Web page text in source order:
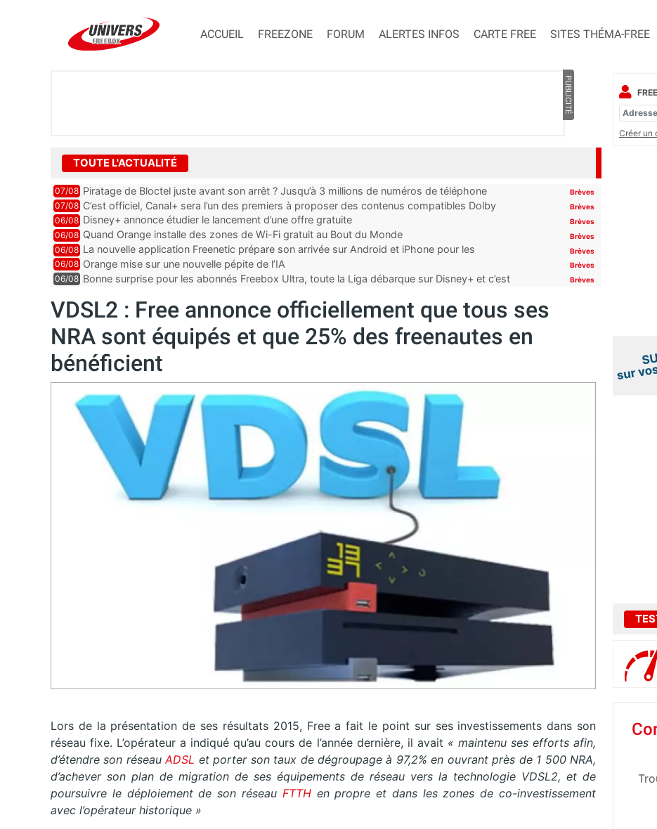
ACCUEIL FREEZONE FORUM ALERTES INFOS CARTE FREE SITES THÉMA-FREE
PUBLICITÉ
TOUTE L'ACTUALITÉ
07/08 Piratage de Bloctel juste avant son arrêt ? Jusqu’à 3 millions de numéros de téléphone
auraient fuité
Brèves
07/08 C’est officiel, Canal+ sera l’un des premiers à proposer des contenus compatibles Dolby
Vision 2
Brèves
06/08 Disney+ annonce étudier le lancement d’une offre gratuite Brèves
06/08 Quand Orange installe des zones de Wi-Fi gratuit au Bout du Monde Brèves
06/08 La nouvelle application Freenetic prépare son arrivée sur Android et iPhone pour les
abonnés Freebox, testez la
Brèves
06/08 Orange mise sur une nouvelle pépite de l’IA Brèves
06/08 Bonne surprise pour les abonnés Freebox Ultra, toute la Liga débarque sur Disney+ et c’est
Brèves
VDSL2 : Free annonce officiellement que tous ses
NRA sont équipés et que 25% des freenautes en
bénéficient
Lors de la présentation de ses résultats 2015, Free a fait le point sur ses investissements dans son
réseau fixe. L’opérateur a indiqué qu’au cours de l’année dernière, il avait « maintenu ses efforts afin,
d’étendre son réseauADSL et porter son taux de dégroupage à 97,2% en ouvrant près de 1 500 NRA,
d’achever son plan de migration de ses équipements de réseau vers la technologie VDSL2, et de
poursuivre le déploiement de son réseauFTTH en propre et dans les zones de co-investissement
avec l’opérateur historique »
Créer un